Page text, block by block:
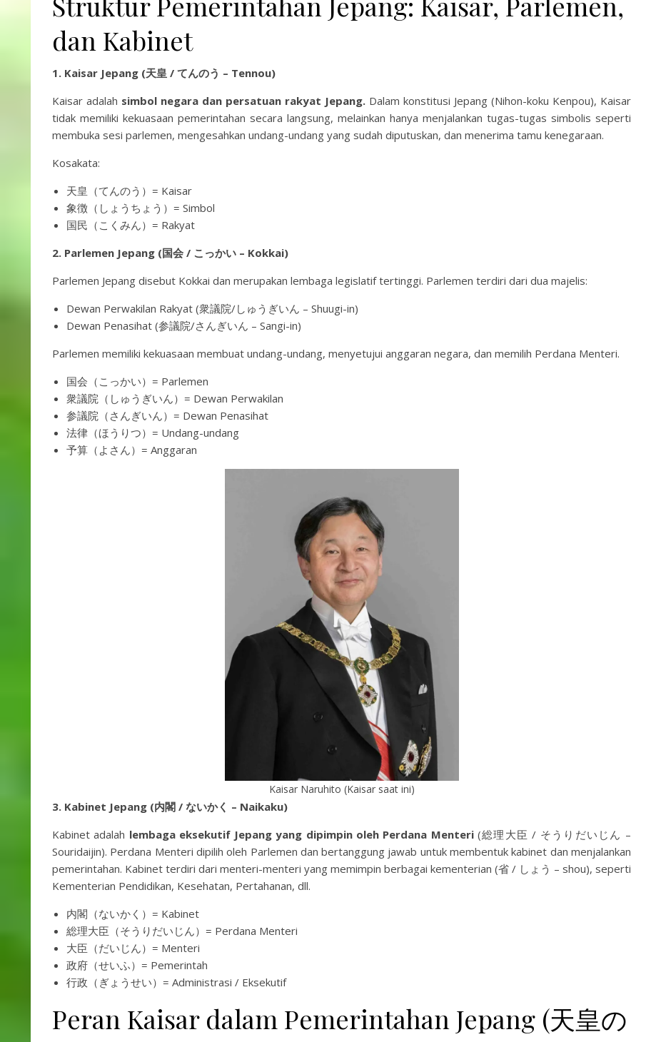
dan Kabinet
1. Kaisar Jepang (天皇 / てんのう – Tennou)
Kaisar adalah simbol negara dan persatuan rakyat Jepang. Dalam konstitusi Jepang (Nihon-koku Kenpou), Kaisar
tidak memiliki kekuasaan pemerintahan secara langsung, melainkan hanya menjalankan tugas-tugas simbolis seperti
membuka sesi parlemen, mengesahkan undang-undang yang sudah diputuskan, dan menerima tamu kenegaraan.
Kosakata:
天皇（てんのう）= Kaisar
象徴（しょうちょう）= Simbol
国民（こくみん）= Rakyat
2. Parlemen Jepang (国会 / こっかい – Kokkai)
Parlemen Jepang disebut Kokkai dan merupakan lembaga legislatif tertinggi. Parlemen terdiri dari dua majelis:
Dewan Perwakilan Rakyat (衆議院/しゅうぎいん – Shuugi-in)
Dewan Penasihat (参議院/さんぎいん – Sangi-in)
Parlemen memiliki kekuasaan membuat undang-undang, menyetujui anggaran negara, dan memilih Perdana Menteri.
国会（こっかい）= Parlemen
衆議院（しゅうぎいん）= Dewan Perwakilan
参議院（さんぎいん）= Dewan Penasihat
法律（ほうりつ）= Undang-undang
予算（よさん）= Anggaran
Kaisar Naruhito (Kaisar saat ini)
3. Kabinet Jepang (内閣 / ないかく – Naikaku)
Kabinet adalah lembaga eksekutif Jepang yang dipimpin oleh Perdana Menteri(総理大臣 / そうりだいじん –
Souridaijin). Perdana Menteri dipilih oleh Parlemen dan bertanggung jawab untuk membentuk kabinet dan menjalankan
pemerintahan. Kabinet terdiri dari menteri-menteri yang memimpin berbagai kementerian (省 / しょう – shou), seperti
Kementerian Pendidikan, Kesehatan, Pertahanan, dll.
内閣（ないかく）= Kabinet
総理大臣（そうりだいじん）= Perdana Menteri
大臣（だいじん）= Menteri
政府（せいふ）= Pemerintah
行政（ぎょうせい）= Administrasi / Eksekutif
Peran Kaisar dalam Pemerintahan Jepang (天皇の